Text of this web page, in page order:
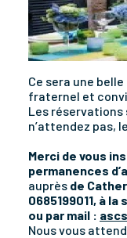
Ce sera une
fraternel et
Les réservations
n’attendez pas,
Merci de vous
permanences
auprès de
0685199011, à
ou par mail :
Nous vous